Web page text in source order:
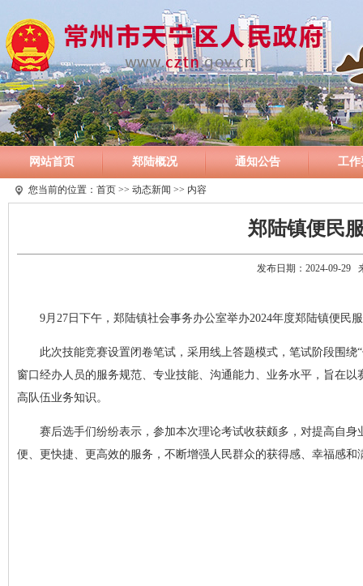
网站首页 郑陆概况 通知公告 工作
您当前的位置： 首页 >> 动态新闻 >> 内容
郑陆镇便民
发布日期：2024-09-29
9月27日下午，郑陆镇社会事务办公室举办2024年度郑陆镇便民
此次技能竞赛设置闭卷笔试，采用线上答题模式，笔试阶段围
窗口经办人员的服务规范、专业技能、沟通能力、业务水平，旨在
高队伍业务知识。
赛后选手们纷纷表示，参加本次理论考试收获颇多，对提高自
便、更快捷、更高效的服务，不断增强人民群众的获得感、幸福感和